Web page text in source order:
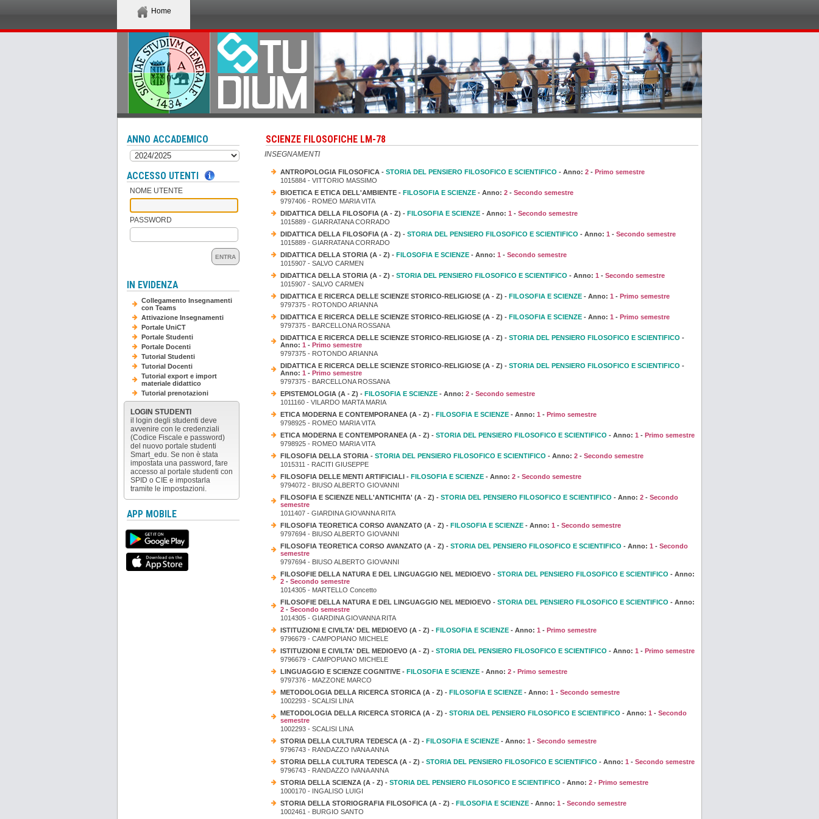
Home
SCIENZE FILOSOFICHE LM-78
INSEGNAMENTI
ANTROPOLOGIA FILOSOFICA - STORIA DEL PENSIERO FILOSOFICO E SCIENTIFICO - Anno: 2 - Primo semestre
1015884 - VITTORIO MASSIMO
BIOETICA E ETICA DELL'AMBIENTE - FILOSOFIA E SCIENZE - Anno: 2 - Secondo semestre
9797406 - ROMEO MARIA VITA
DIDATTICA DELLA FILOSOFIA (A - Z) - FILOSOFIA E SCIENZE - Anno: 1 - Secondo semestre
1015889 - GIARRATANA CORRADO
DIDATTICA DELLA FILOSOFIA (A - Z) - STORIA DEL PENSIERO FILOSOFICO E SCIENTIFICO - Anno: 1 - Secondo semestre
1015889 - GIARRATANA CORRADO
DIDATTICA DELLA STORIA (A - Z) - FILOSOFIA E SCIENZE - Anno: 1 - Secondo semestre
1015907 - SALVO CARMEN
DIDATTICA DELLA STORIA (A - Z) - STORIA DEL PENSIERO FILOSOFICO E SCIENTIFICO - Anno: 1 - Secondo semestre
1015907 - SALVO CARMEN
DIDATTICA E RICERCA DELLE SCIENZE STORICO-RELIGIOSE (A - Z) - FILOSOFIA E SCIENZE - Anno: 1 - Primo semestre
9797375 - ROTONDO ARIANNA
DIDATTICA E RICERCA DELLE SCIENZE STORICO-RELIGIOSE (A - Z) - FILOSOFIA E SCIENZE - Anno: 1 - Primo semestre
9797375 - BARCELLONA ROSSANA
DIDATTICA E RICERCA DELLE SCIENZE STORICO-RELIGIOSE (A - Z) - STORIA DEL PENSIERO FILOSOFICO E SCIENTIFICO -
Anno: 1 - Primo semestre
9797375 - ROTONDO ARIANNA
DIDATTICA E RICERCA DELLE SCIENZE STORICO-RELIGIOSE (A - Z) - STORIA DEL PENSIERO FILOSOFICO E SCIENTIFICO -
Anno: 1 - Primo semestre
9797375 - BARCELLONA ROSSANA
EPISTEMOLOGIA (A - Z) - FILOSOFIA E SCIENZE - Anno: 2 - Secondo semestre
1011160 - VILARDO MARTA MARIA
ETICA MODERNA E CONTEMPORANEA (A - Z) - FILOSOFIA E SCIENZE - Anno: 1 - Primo semestre
9798925 - ROMEO MARIA VITA
ETICA MODERNA E CONTEMPORANEA (A - Z) - STORIA DEL PENSIERO FILOSOFICO E SCIENTIFICO - Anno: 1 - Primo semestre
9798925 - ROMEO MARIA VITA
FILOSOFIA DELLA STORIA - STORIA DEL PENSIERO FILOSOFICO E SCIENTIFICO - Anno: 2 - Secondo semestre
1015311 - RACITI GIUSEPPE
FILOSOFIA DELLE MENTI ARTIFICIALI - FILOSOFIA E SCIENZE - Anno: 2 - Secondo semestre
9794072 - BIUSO ALBERTO GIOVANNI
FILOSOFIA E SCIENZE NELL'ANTICHITA' (A - Z) - STORIA DEL PENSIERO FILOSOFICO E SCIENTIFICO - Anno: 2 - Secondo
semestre
1011407 - GIARDINA GIOVANNA RITA
FILOSOFIA TEORETICA CORSO AVANZATO (A - Z) - FILOSOFIA E SCIENZE - Anno: 1 - Secondo semestre
9797694 - BIUSO ALBERTO GIOVANNI
FILOSOFIA TEORETICA CORSO AVANZATO (A - Z) - STORIA DEL PENSIERO FILOSOFICO E SCIENTIFICO - Anno: 1 - Secondo
semestre
9797694 - BIUSO ALBERTO GIOVANNI
FILOSOFIE DELLA NATURA E DEL LINGUAGGIO NEL MEDIOEVO - STORIA DEL PENSIERO FILOSOFICO E SCIENTIFICO - Anno:
2 - Secondo semestre
1014305 - MARTELLO Concetto
FILOSOFIE DELLA NATURA E DEL LINGUAGGIO NEL MEDIOEVO - STORIA DEL PENSIERO FILOSOFICO E SCIENTIFICO - Anno:
2 - Secondo semestre
1014305 - GIARDINA GIOVANNA RITA
ISTITUZIONI E CIVILTA' DEL MEDIOEVO (A - Z) - FILOSOFIA E SCIENZE - Anno: 1 - Primo semestre
9796679 - CAMPOPIANO MICHELE
ISTITUZIONI E CIVILTA' DEL MEDIOEVO (A - Z) - STORIA DEL PENSIERO FILOSOFICO E SCIENTIFICO - Anno: 1 - Primo semestre
9796679 - CAMPOPIANO MICHELE
LINGUAGGIO E SCIENZE COGNITIVE - FILOSOFIA E SCIENZE - Anno: 2 - Primo semestre
9797376 - MAZZONE MARCO
METODOLOGIA DELLA RICERCA STORICA (A - Z) - FILOSOFIA E SCIENZE - Anno: 1 - Secondo semestre
1002293 - SCALISI LINA
METODOLOGIA DELLA RICERCA STORICA (A - Z) - STORIA DEL PENSIERO FILOSOFICO E SCIENTIFICO - Anno: 1 - Secondo
semestre
1002293 - SCALISI LINA
STORIA DELLA CULTURA TEDESCA (A - Z) - FILOSOFIA E SCIENZE - Anno: 1 - Secondo semestre
9796743 - RANDAZZO IVANA ANNA
STORIA DELLA CULTURA TEDESCA (A - Z) - STORIA DEL PENSIERO FILOSOFICO E SCIENTIFICO - Anno: 1 - Secondo semestre
9796743 - RANDAZZO IVANA ANNA
STORIA DELLA SCIENZA (A - Z) - STORIA DEL PENSIERO FILOSOFICO E SCIENTIFICO - Anno: 2 - Primo semestre
1000170 - INGALISO LUIGI
STORIA DELLA STORIOGRAFIA FILOSOFICA (A - Z) - FILOSOFIA E SCIENZE - Anno: 1 - Secondo semestre
1002461 - BURGIO SANTO
ANNO ACCADEMICO
ACCESSO UTENTI
NOME UTENTE
PASSWORD
ENTRA
IN EVIDENZA
Collegamento Insegnamenti
con Teams
Attivazione Insegnamenti
Portale UniCT
Portale Studenti
Portale Docenti
Tutorial Studenti
Tutorial Docenti
Tutorial export e import
materiale didattico
Tutorial prenotazioni
LOGIN STUDENTI
il login degli studenti deve
avvenire con le credenziali
(Codice Fiscale e password)
del nuovo portale studenti
Smart_edu. Se non è stata
impostata una password, fare
accesso al portale studenti con
SPID o CIE e impostarla
tramite le impostazioni.
APP MOBILE